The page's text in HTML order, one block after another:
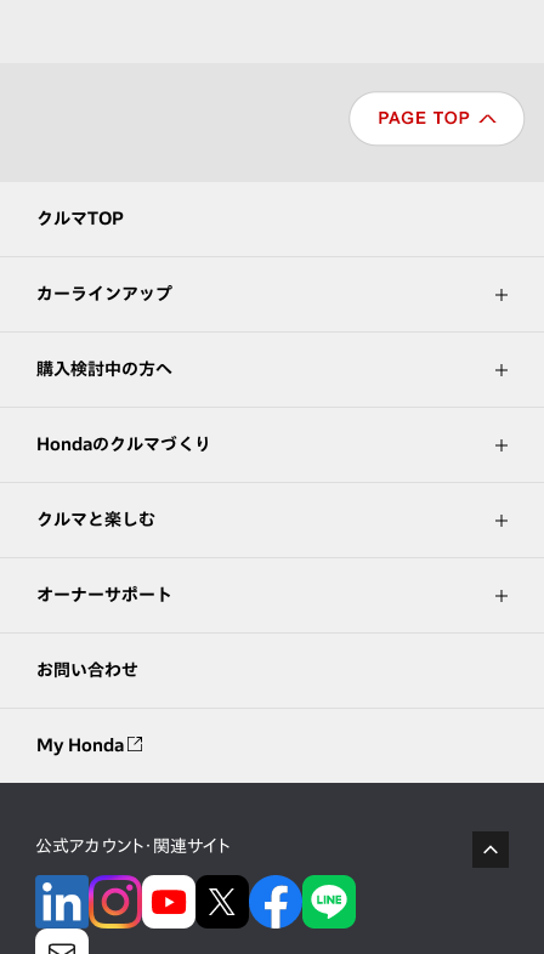
クルマTOP
カーラインアップ
購入検討中の方へ
Hondaのクルマづくり
クルマと楽しむ
オーナーサポート
お問い合わせ
My Honda
公式アカウント・関連サイト